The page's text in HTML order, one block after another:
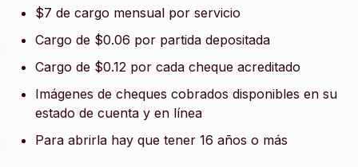
$7 de cargo mensual por servicio
Cargo de $0.06 por partida depositada
Cargo de $0.12 por cada cheque acreditado
Imágenes de cheques cobrados disponibles en su
estado de cuenta y en línea
Para abrirla hay que tener 16 años o más